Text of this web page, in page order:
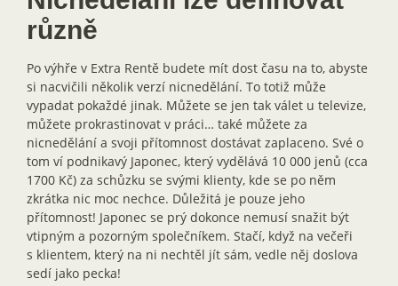
různě
Po výhře v Extra Rentě budete mít dost času na to, abyste
si nacvičili několik verzí nicnedělání. To totiž může
vypadat pokaždé jinak. Můžete se jen tak válet u televize,
můžete prokrastinovat v práci… také můžete za
nicnedělání a svoji přítomnost dostávat zaplaceno. Své o
tom ví podnikavý Japonec, který vydělává 10 000 jenů (cca
1700 Kč) za schůzku se svými klienty, kde se po něm
zkrátka nic moc nechce. Důležitá je pouze jeho
přítomnost! Japonec se prý dokonce nemusí snažit být
vtipným a pozorným společníkem. Stačí, když na večeři
s klientem, který na ni nechtěl jít sám, vedle něj doslova
sedí jako pecka!